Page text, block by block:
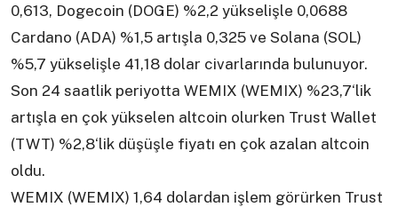
0,613, Dogecoin (DOGE) %2,2 yükselişle 0,0688
Cardano (ADA) %1,5 artışla 0,325 ve Solana (SOL)
%5,7 yükselişle 41,18 dolar civarlarında bulunuyor.
Son 24 saatlik periyotta WEMIX (WEMIX) %23,7‘lik
artışla en çok yükselen altcoin olurken Trust Wallet
(TWT) %2,8‘lik düşüşle fiyatı en çok azalan altcoin
oldu.
WEMIX (WEMIX) 1,64 dolardan işlem görürken Trust